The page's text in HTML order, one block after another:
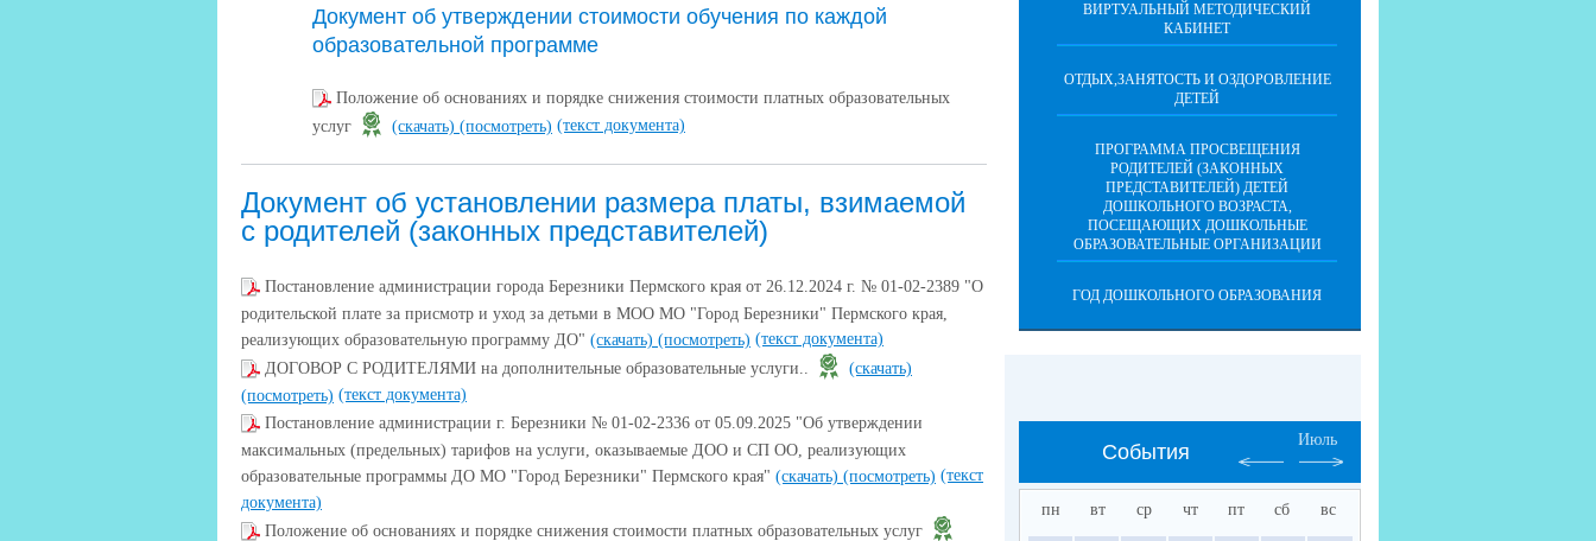
Документ об утверждении стоимости обучения по каждой
образовательной программе
Положение об основаниях и порядке снижения стоимости платных образовательных
услуг
(скачать) (посмотреть) (текст документа)
Документ об установлении размера платы, взимаемой
с родителей (законных представителей)
Постановление администрации города Березники Пермского края от 26.12.2024 г. № 01-02-2389 "О
родительской плате за присмотр и уход за детьми в МОО МО "Город Березники" Пермского края,
реализующих образовательную программу ДО" (скачать) (посмотреть) (текст документа)
ДОГОВОР С РОДИТЕЛЯМИ на дополнительные образовательные услуги..
(скачать)
(посмотреть) (текст документа)
Постановление администрации г. Березники № 01-02-2336 от 05.09.2025 "Об утверждении
максимальных (предельных) тарифов на услуги, оказываемые ДОО и СП ОО, реализующих
образовательные программы ДО МО "Город Березники" Пермского края" (скачать) (посмотреть) (текст
документа)
Положение об основаниях и порядке снижения стоимости платных образовательных услуг
ВИРТУАЛЬНЫЙ МЕТОДИЧЕСКИЙ
КАБИНЕТ
ОТДЫХ,ЗАНЯТОСТЬ И ОЗДОРОВЛЕНИЕ
ДЕТЕЙ
ПРОГРАММА ПРОСВЕЩЕНИЯ
РОДИТЕЛЕЙ (ЗАКОННЫХ
ПРЕДСТАВИТЕЛЕЙ) ДЕТЕЙ
ДОШКОЛЬНОГО ВОЗРАСТА,
ПОСЕЩАЮЩИХ ДОШКОЛЬНЫЕ
ОБРАЗОВАТЕЛЬНЫЕ ОРГАНИЗАЦИИ
ГОД ДОШКОЛЬНОГО ОБРАЗОВАНИЯ
События
Июль
пн вт ср чт пт сб вс